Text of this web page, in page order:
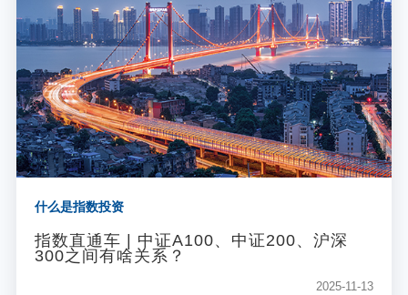
什么是指数投资
指数直通车 | 中证A100、中证200、沪深
300之间有啥关系？
2025-11-13